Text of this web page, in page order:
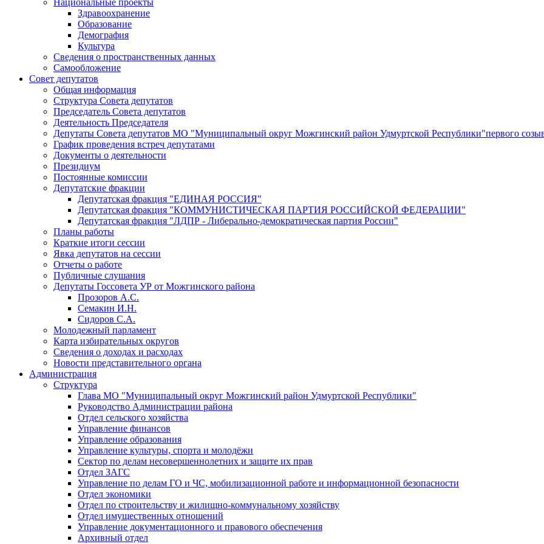
Здравоохранение
Образование
Демография
Культура
Сведения о пространственных данных
Самообложение
Совет депутатов
Общая информация
Структура Совета депутатов
Председатель Совета депутатов
Деятельность Председателя
Депутаты Совета депутатов МО "Муниципальный округ Можгинский район Удмуртской Республики"первого
График проведения встреч депутатами
Документы о деятельности
Президиум
Постоянные комиссии
Депутатские фракции
Депутатская фракция "ЕДИНАЯ РОССИЯ"
Депутатская фракция "КОММУНИСТИЧЕСКАЯ ПАРТИЯ РОССИЙСКОЙ ФЕДЕРАЦИИ"
Депутатская фракция "ЛДПР - Либерально-демократическая партия России"
Планы работы
Краткие итоги сессии
Явка депутатов на сессии
Отчеты о работе
Публичные слушания
Депутаты Госсовета УР от Можгинского района
Прозоров А.С.
Семакин И.Н.
Сидоров С.А.
Молодежный парламент
Карта избирательных округов
Сведения о доходах и расходах
Новости представительного органа
Администрация
Структура
Глава МО "Муниципальный округ Можгинский район Удмуртской Республики"
Руководство Администрации района
Отдел сельского хозяйства
Управление финансов
Управление образования
Управление культуры, спорта и молодёжи
Сектор по делам несовершеннолетних и защите их прав
Отдел ЗАГС
Управление по делам ГО и ЧС, мобилизационной работе и информационной безопасности
Отдел экономики
Отдел по строительству и жилищно-коммунальному хозяйству
Отдел имущественных отношений
Управление документационного и правового обеспечения
Архивный отдел